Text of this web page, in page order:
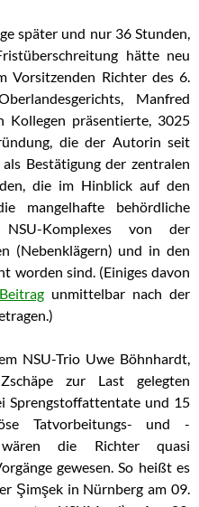
später und nur 36 Stunden,
hätte neu
Vorsitzenden Richter des 6.
Manfred
Kollegen präsentierte, 3025
die der Autorin seit
Bestätigung der zentralen
die im Hinblick auf den
mangelhafte behördliche
Komplexes von der
(Nebenklägern) und in den
worden sind. (Einiges davon
unmittelbar nach der
NSU-Trio Uwe Böhnhardt,
zur Last gelegten
Sprengstoffattentate und 15
Tatvorbeitungs- und -
wären die Richter quasi
gewesen. So heißt es
Şimşek in Nürnberg am 09.